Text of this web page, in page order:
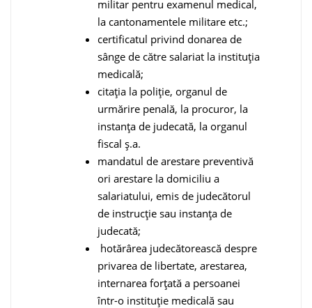
militar pentru examenul medical,
la cantonamentele militare etc.;
certificatul privind donarea de
sânge de către salariat la instituția
medicală;
citația la poliție, organul de
urmărire penală, la procuror, la
instanța de judecată, la organul
fiscal ș.a.
mandatul de arestare preventivă
ori arestare la domiciliu a
salariatului, emis de judecătorul
de instrucție sau instanța de
judecată;
hotărârea judecătorească despre
privarea de libertate, arestarea,
internarea forțată a persoanei
într-o instituție medicală sau